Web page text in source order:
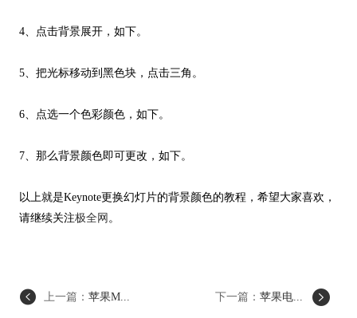
4、点击背景展开，如下。
5、把光标移动到黑色块， 点击三角 。
6、点选一个色彩颜色，如下。
7、那么背景颜色即可更改，如下。
以上就是Keynote更换幻灯片的背景颜色的教程，希望大家喜欢，
请继续关注极全网 。
上一篇： 苹果M... 下一篇：苹果电...